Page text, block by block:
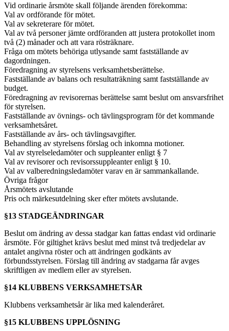
Vid ordinarie årsmöte skall följande ärenden förekomma:
Val av ordförande för mötet.
Val av sekreterare för mötet.
Val av två personer jämte ordföranden att justera protokollet inom
två (2) månader och att vara rösträknare.
Fråga om mötets behöriga utlysande samt fastställande av
dagordningen.
Föredragning av styrelsens verksamhetsberättelse.
Fastställande av balans och resultaträkning samt fastställande av
budget.
Föredragning av revisorernas berättelse samt beslut om ansvarsfrihet
för styrelsen.
Fastställande av övnings- och tävlingsprogram för det kommande
verksamhetsåret.
Fastställande av års- och tävlingsavgifter.
Behandling av styrelsens förslag och inkomna motioner.
Val av styrelseledamöter och suppleanter enligt § 7
Val av revisorer och revisorssuppleanter enligt § 10.
Val av valberedningsledamöter varav en är sammankallande.
Övriga frågor
Årsmötets avslutande
Pris och märkesutdelning sker efter mötets avslutande.
§13 STADGEÄNDRINGAR
Beslut om ändring av dessa stadgar kan fattas endast vid ordinarie
årsmöte. För giltighet krävs beslut med minst två tredjedelar av
antalet angivna röster och att ändringen godkänts av
förbundsstyrelsen. Förslag till ändring av stadgarna får avges
skriftligen av medlem eller av styrelsen.
§14 KLUBBENS VERKSAMHETSÅR
Klubbens verksamhetsår är lika med kalenderåret.
§15 KLUBBENS UPPLÖSNING